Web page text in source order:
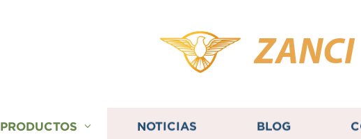
ZANCI
PRODUCTOS NOTICIAS BLOG